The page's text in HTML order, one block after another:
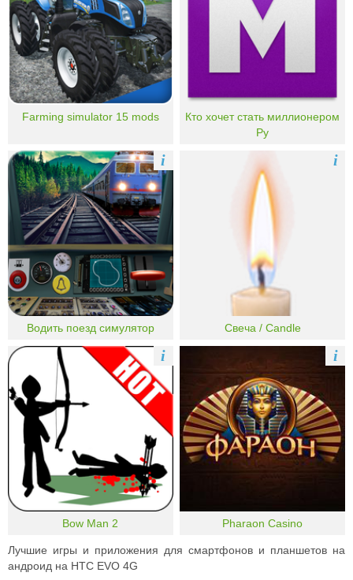
Farming simulator 15 mods
Кто хочет стать миллионером
Ру
Водить поезд симулятор
i
Свеча / Candle
i
Bow Man 2
i
Pharaon Casino
i
Лучшие игры и приложения для смартфонов и планшетов на
андроид на HTC EVO 4G